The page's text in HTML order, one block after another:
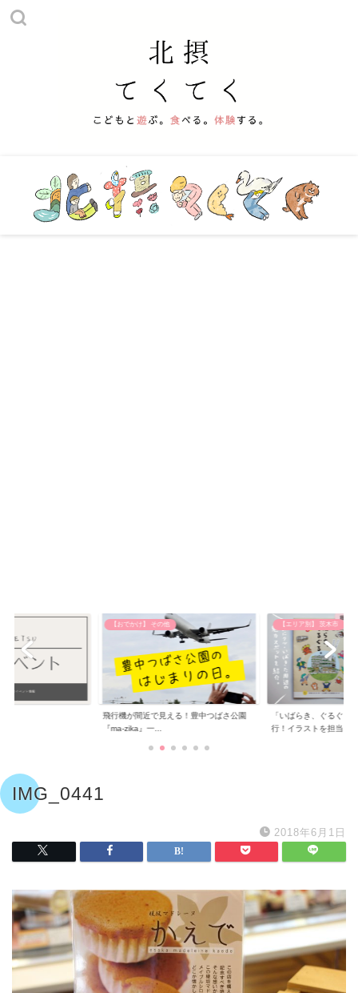
【おでかけ】 その他
飛行機が間近で見える！豊中つばさ公園
『ma-zika』一...
【エリア別】 茨木市
「いばらき、ぐるぐる
行！イラストを担当...
IMG_0441
2018年6月1日